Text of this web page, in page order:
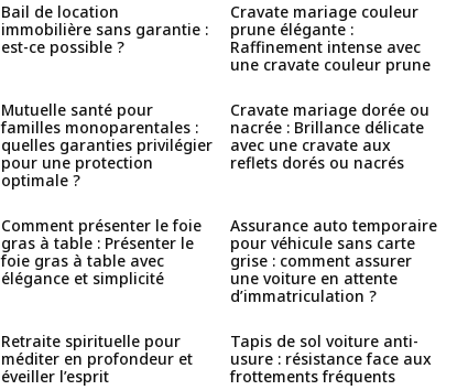
Bail de location
immobilière sans garantie :
est-ce possible ?
Cravate mariage couleur
prune élégante :
Raffinement intense avec
une cravate couleur prune
Mutuelle santé pour
familles monoparentales :
quelles garanties privilégier
pour une protection
optimale ?
Cravate mariage dorée ou
nacrée : Brillance délicate
avec une cravate aux
reflets dorés ou nacrés
Comment présenter le foie
gras à table : Présenter le
foie gras à table avec
élégance et simplicité
Assurance auto temporaire
pour véhicule sans carte
grise : comment assurer
une voiture en attente
d’immatriculation ?
Retraite spirituelle pour
méditer en profondeur et
éveiller l’esprit
Tapis de sol voiture anti-
usure : résistance face aux
frottements fréquents